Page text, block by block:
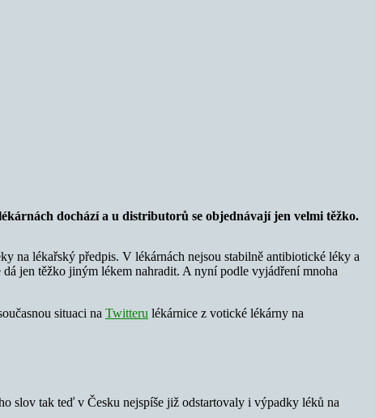
dochází a u distributorů se objednávají jen velmi těžko.
na lékařský předpis. V lékárnách nejsou stabilně antibiotické léky a
jen těžko jiným lékem nahradit. A nyní podle vyjádření mnoha
situaci na Twitteru lékárnice z votické lékárny na
slov tak teď v Česku nejspíše již odstartovaly i výpadky léků na